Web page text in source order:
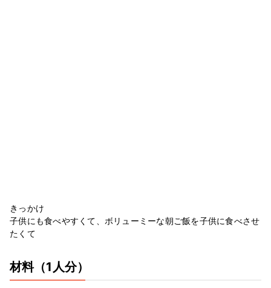
きっかけ
子供にも食べやすくて、ボリューミーな朝ご飯を子供に食べさせ
たくて
材料（1人分）